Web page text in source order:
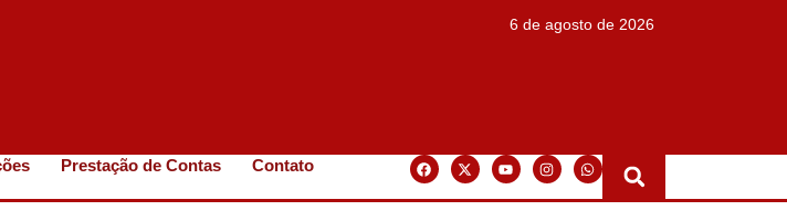
6 de agosto de 2026
Prestação de Contas Contato